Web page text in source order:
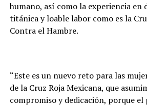
humano, así como la experiencia en
titánica y loable labor como es la
Contra el Hambre.
“Este es un nuevo reto para las
de la Cruz Roja Mexicana, que
compromiso y dedicación, porque el